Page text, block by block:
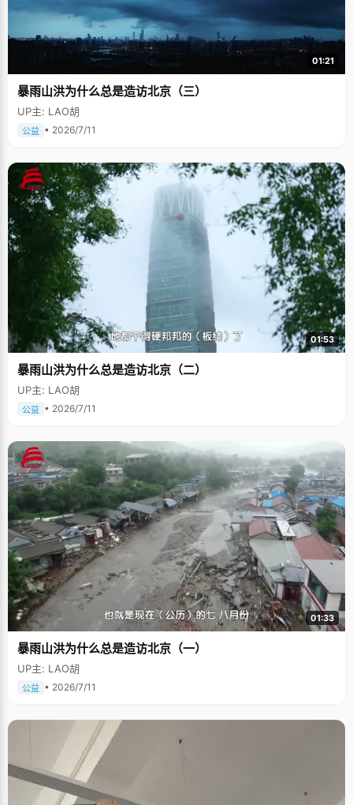
01:21
暴雨山洪为什么总是造访北京（三）
UP主: LAO胡
公益 • 2026/7/11
01:53
暴雨山洪为什么总是造访北京（二）
UP主: LAO胡
公益 • 2026/7/11
01:33
暴雨山洪为什么总是造访北京（一）
UP主: LAO胡
公益 • 2026/7/11